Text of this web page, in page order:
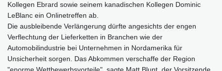
Kollegen Ebrard sowie seinem kanadischen Kollegen Dominic
LeBlanc ein Onlinetreffen ab.
Die ausbleibende Verlängerung dürfte angesichts der engen
Verflechtung der Lieferketten in Branchen wie der
Automobilindustrie bei Unternehmen in Nordamerika für
Unsicherheit sorgen. Das Abkommen verschaffe der Region